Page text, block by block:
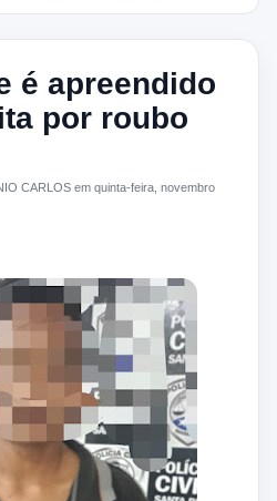
é apreendido
por roubo
CARLOS em quinta-feira, novembro